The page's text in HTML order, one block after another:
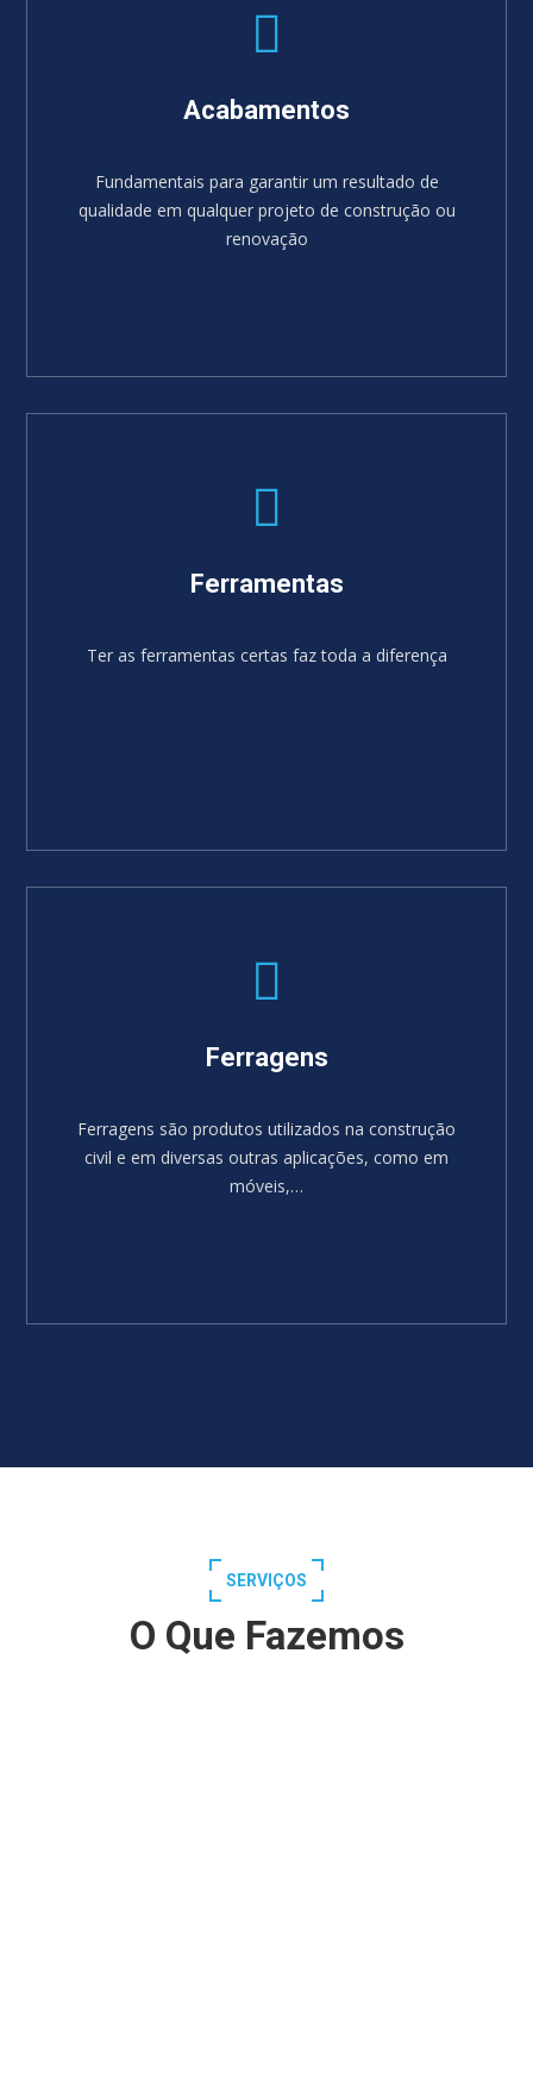
Acabamentos
Fundamentais para garantir um resultado de
qualidade em qualquer projeto de construção ou
renovação
Ferramentas
Ter as ferramentas certas faz toda a diferença
Ferragens
Ferragens são produtos utilizados na construção
civil e em diversas outras aplicações, como em
móveis,…
SERVIÇOS
O Que Fazemos